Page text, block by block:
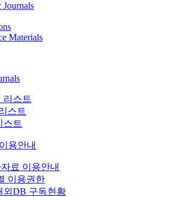
Journals
Materials
리스트
스트
스트
용안내
료 이용안내
이용권한
외DB 구독현황